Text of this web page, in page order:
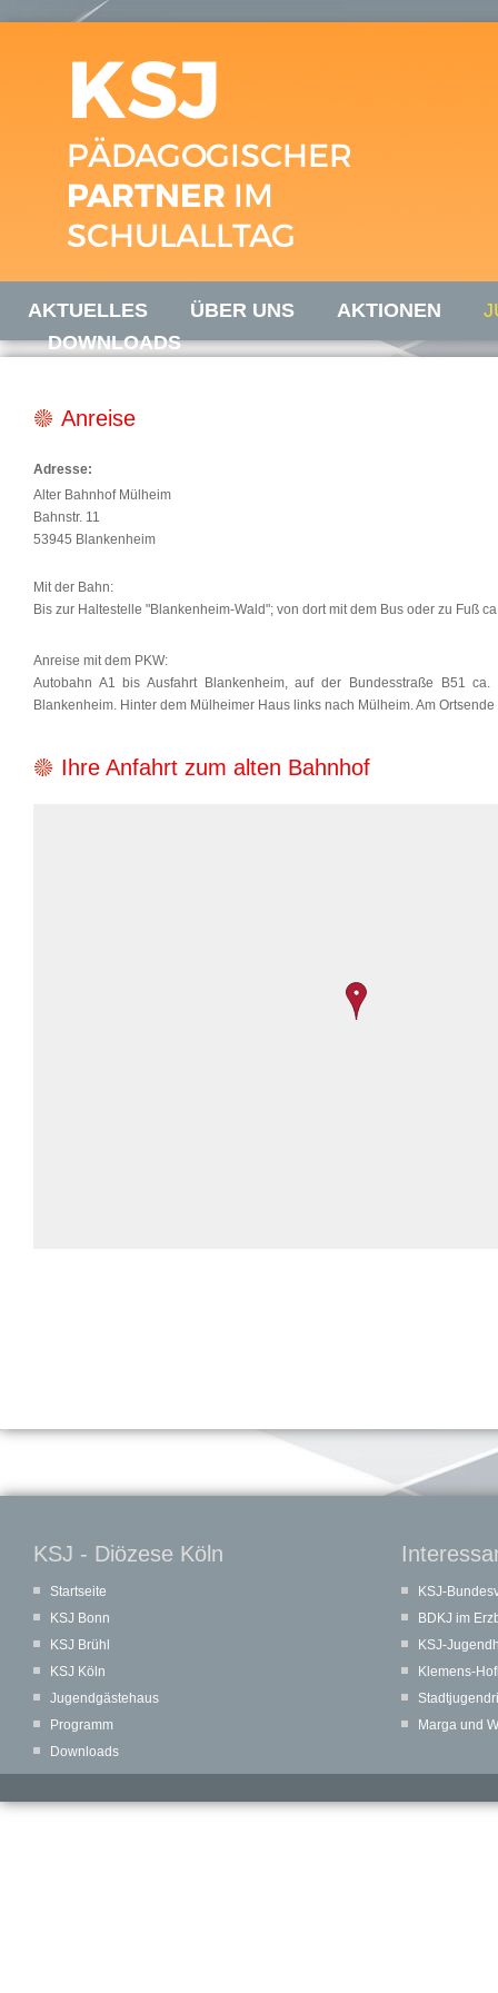
AKTUELLES ÜBER UNS AKTIONEN
DOWNLOADS
Anreise
Adresse:
Alter Bahnhof Mülheim
Bahnstr. 11
53945 Blankenheim
Mit der Bahn:
Bis zur Haltestelle "Blankenheim-Wald"; von dort mit dem Bus oder zu Fuß
Anreise mit dem PKW:
Autobahn A1 bis Ausfahrt Blankenheim, auf der Bundesstraße B51
Blankenheim. Hinter dem Mülheimer Haus links nach Mülheim. Am
Ihre Anfahrt zum alten Bahnhof
KSJ - Diözese Köln
Startseite
KSJ Bonn
KSJ Brühl
KSJ Köln
Jugendgästehaus
Programm
Downloads
KSJ-
BDKJ im
KSJ-
Klemens-
Marga und